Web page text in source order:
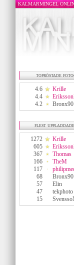
KALMARMINGEL
topröstade
4.6
Krille
4.4
4.2
Bronx90
flest
1272
Krille
605
367
Thomas
166
TheM
117
68
Bronx90
57
Elin
47
tekphoto
15